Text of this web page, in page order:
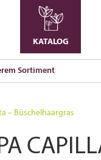
KATALOG
– Büschelhaargras